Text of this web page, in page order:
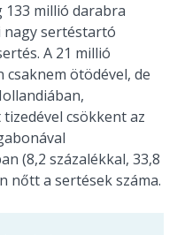
133 millió darabra
nagy sertéstartó
A 21 millió
ötödével, de
csökkent az
(8,2 százalékkal, 33,8
nőtt a sertések száma.